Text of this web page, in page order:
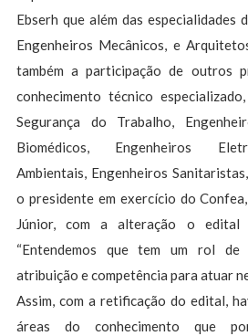
Ebserh que além das especialidades
Engenheiros Mecânicos, e
também a participação de outros
conhecimento técnico
Segurança do Trabalho,
Biomédicos, Engenheiros
Ambientais, Engenheiros
o presidente em exercício do
Júnior, com a alteração o edital
“Entendemos que tem um rol de
atribuição e competência para atuar
Assim, com a retificação do edital,
áreas do conhecimento que